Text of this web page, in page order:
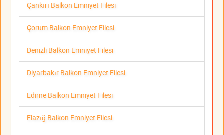
Çankırı Balkon Emniyet Filesi
Çorum Balkon Emniyet Filesi
Denizli Balkon Emniyet Filesi
Diyarbakır Balkon Emniyet Filesi
Edirne Balkon Emniyet Filesi
Elazığ Balkon Emniyet Filesi